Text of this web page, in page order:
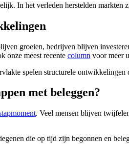
In het verleden herstelden
groeien, bedrijven blijven
onze meest recente column voor meer
spelen structurele ontwikkelingen
met beleggen?
. Veel mensen blijven
die op tijd zijn begonnen en